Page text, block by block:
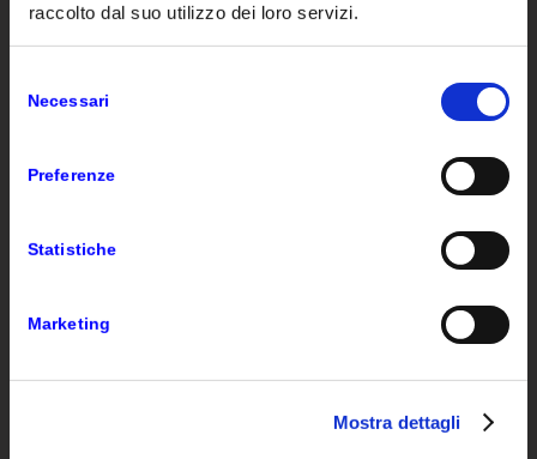
raccolto dal suo utilizzo dei loro servizi.
delNecessari
Preferenze
Statistiche
Marketing
Mostra dettagli
Var Group aiuta le imprese a disegnare l’evoluzione
valore sono le competenze, la capacità di modellarle,
obiettivi.